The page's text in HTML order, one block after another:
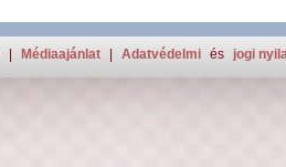
| Médiaajánlat | Adatvédelmi és jogi